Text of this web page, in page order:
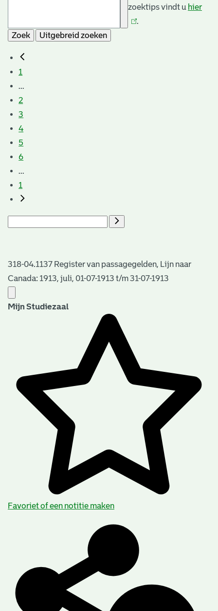
zoektips vindt u hier
.
Zoek
Uitgebreid zoeken
1
...
2
3
4
5
6
...
1
318-04.1137 Register van passagegelden, Lijn naar
Canada: 1913, juli, 01-07-1913 t/m 31-07-1913
Mijn Studiezaal
Favoriet of een notitie maken